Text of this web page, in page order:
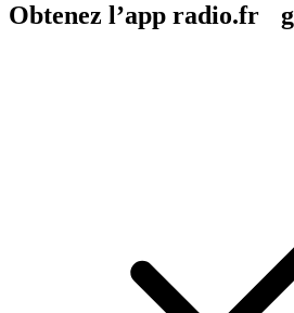
Obtenez l’app radio.fr